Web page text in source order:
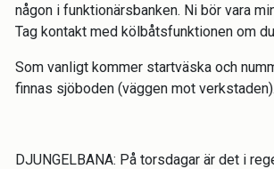
någon i funktionärsbanken. Ni bör vara
Tag kontakt med kölbåtsfunktionen om
Som vanligt kommer startväska och
finnas sjöboden (väggen mot verkstaden).
DJUNGELBANA: På torsdagar är det i